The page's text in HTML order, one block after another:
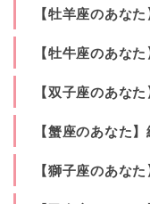
【牡羊座のあ
【牡牛座のあ
【双子座のあ
【蟹座のあな
【獅子座のあ